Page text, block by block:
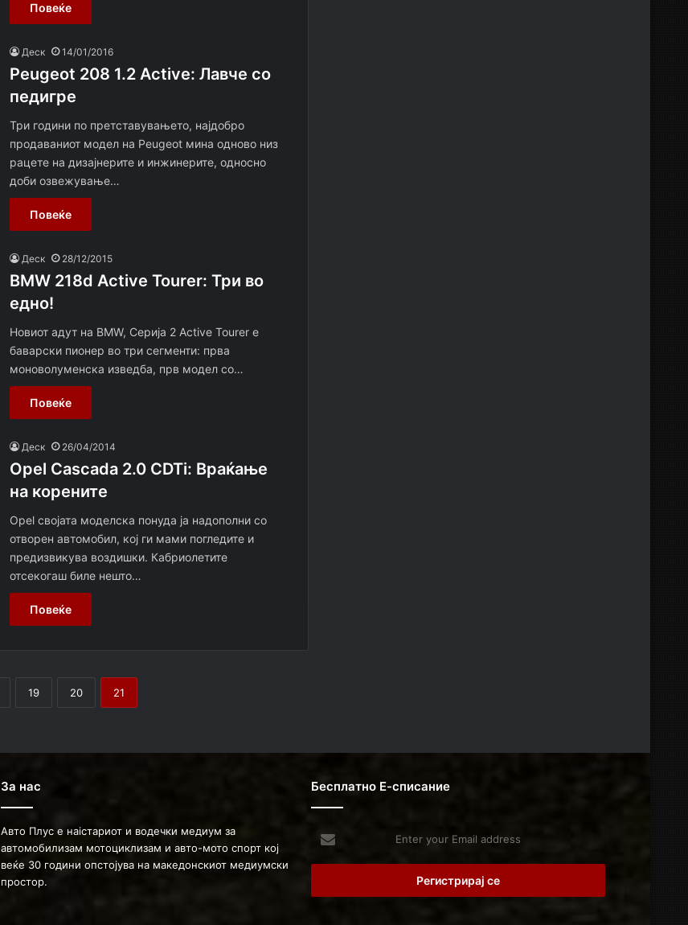
Повеќе
Деск 14/01/2016
Peugeot 208 1.2 Active: Лавче со
педигре
Три години по претставувањето, најдобро
продаваниот модел на Peugeot мина одново низ
рацете на дизајнерите и инжинерите, односно
доби озвежување…
Повеќе
Деск 28/12/2015
BMW 218d Active Tourer: Три во
едно!
Новиот адут на BMW, Серија 2 Active Tourer е
баварски пионер во три сегменти: прва
моноволуменска изведба, прв модел со…
Повеќе
Деск 26/04/2014
Opel Cascada 2.0 CDTi: Враќање
на корените
Opel својата моделска понуда ја надополни со
отворен автомобил, кој ги мами погледите и
предизвикува воздишки. Кабриолетите
отсекогаш биле нешто…
Повеќе
19 20 21
За нас
Авто Плус е наістариот и водечки медиум за
автомобилизам мотоциклизам и авто-мото спорт кој
веќе 30 години опстојува на македонскиот медиумски
простор.
Бесплатно Е-списание
Enter
your
Email